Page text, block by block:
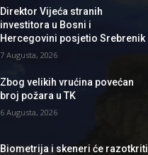
Direktor Vijeća stranih
investitora u Bosni i
Hercegovini posjetio Srebrenik
7 Augusta, 2026
Zbog velikih vrućina povećan
broj požara u TK
6 Augusta, 2026
Biometrija i skeneri će razotkriti